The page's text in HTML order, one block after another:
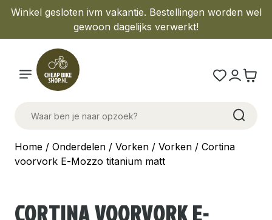
Winkel gesloten ivm vakantie. Bestellingen worden wel
gewoon dagelijks verwerkt!
Home / Onderdelen / Vorken / Vorken / Cortina
voorvork E-Mozzo titanium matt
CORTINA VOORVORK E-